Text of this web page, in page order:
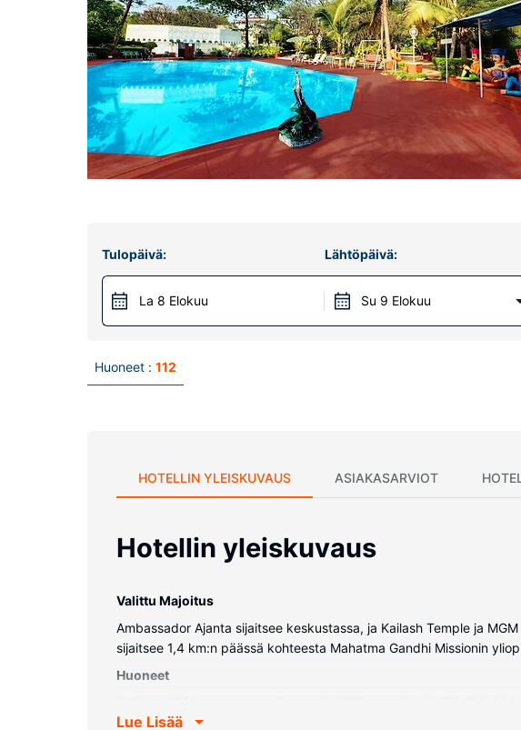
Tulopäivä:
La 8 Elokuu
Lähtöpäivä:
Su 9 Elokuu
Huoneet : 112
HOTELLIN YLEISKUVAUS ASIAKASARVIOT
Hotellin yleiskuvaus
Valittu Majoitus
Ambassador Ajanta sijaitsee keskustassa, ja Kailash Temple ja
sijaitsee 1,4 km:n päässä kohteesta Mahatma Gandhi Missionin
Huoneet
kylpyhuone, ja sen varusteluun kuuluu ilmaiset hygieniatuotteet ja
Lue Lisää